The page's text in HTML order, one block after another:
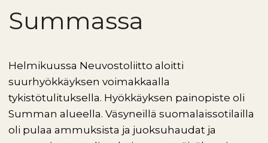
Summassa
Helmikuussa Neuvostoliitto aloitti
suurhyökkäyksen voimakkaalla
tykistötulituksella. Hyökkäyksen painopiste oli
Summan alueella. Väsyneillä suomalaissotilailla
oli pulaa ammuksista ja juoksuhaudat ja